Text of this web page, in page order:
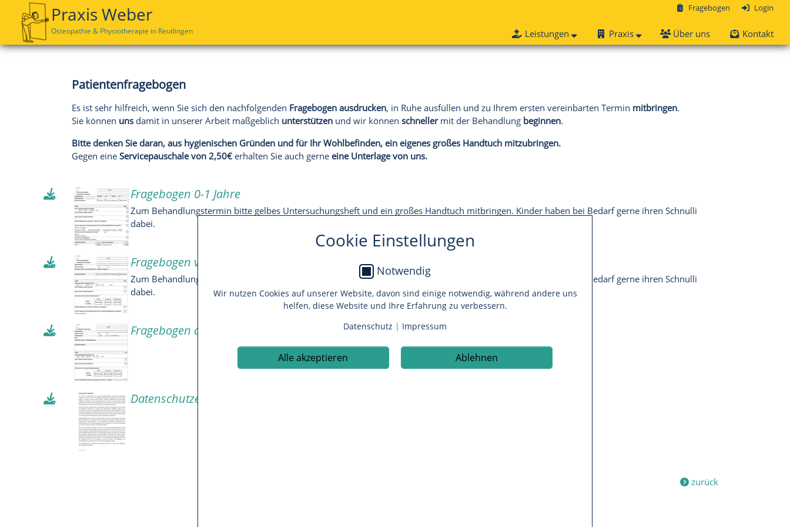
Praxis Weber
Osteopathie & Physiotherapie in Reutlingen
Fragebogen Login
Leistungen Praxis Über uns Kontakt
Patientenfragebogen
Es ist sehr hilfreich, wenn Sie sich den nachfolgenden Fragebogen ausdrucken, in Ruhe ausfüllen und zu Ihrem ersten vereinbarten Termin mitbringen.
Sie können uns damit in unserer Arbeit maßgeblich unterstützen und wir können schneller mit der Behandlung beginnen.
Bitte denken Sie daran, aus hygienischen Gründen und für Ihr Wohlbefinden, ein eigenes großes Handtuch mitzubringen.
Gegen eine Servicepauschale von 2,50€ erhalten Sie auch gerne eine Unterlage von uns.
Fragebogen 0-1 Jahre
Zum Behandlungstermin bitte gelbes Untersuchungsheft und ein großes Handtuch mitbringen. Kinder haben bei Bedarf gerne ihren Schnulli
dabei.
Fragebogen von 1 - 14 Jahre
Zum Behandlungstermin bitte gelbes Untersuchungsheft und ein großes Handtuch mitbringen. Kinder haben bei Bedarf gerne ihren Schnulli
dabei.
Fragebogen ab 15 Jahre
Datenschutzerklärung zum Fragebogen
zurück
Cookie Einstellungen
Notwendig
Wir nutzen Cookies auf unserer Website, davon sind einige notwendig, während andere uns
helfen, diese Website und Ihre Erfahrung zu verbessern.
Datenschutz | Impressum
Alle akzeptieren Ablehnen